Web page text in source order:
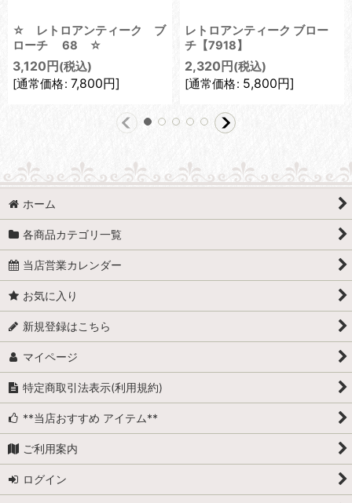
☆ レトロアンティーク ブ
ローチ 68 ☆
3,120 円 (税込)
[通常価格: 7,800円]
レトロアンティーク ブロー
チ【7918】
2,320 円 (税込)
[通常価格: 5,800円]
ホーム
各商品カテゴリ一覧
当店営業カレンダー
お気に入り
新規登録はこちら
マイページ
特定商取引法表示(利用規約)
**当店おすすめ アイテム**
ご利用案内
ログイン